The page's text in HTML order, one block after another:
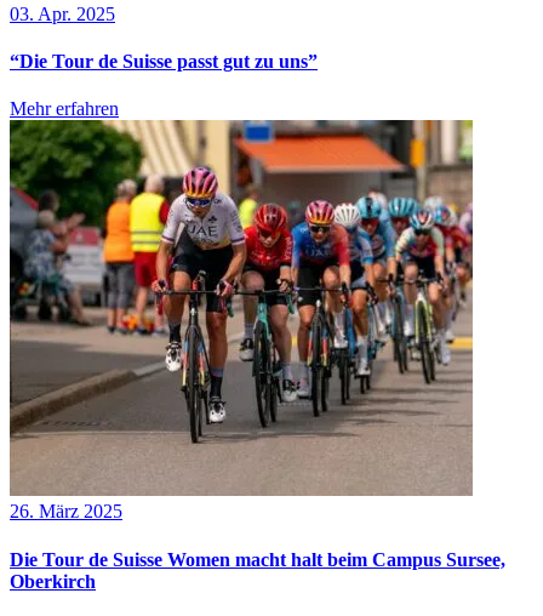
03. Apr. 2025
“Die Tour de Suisse passt gut zu uns”
Mehr erfahren
26. März 2025
Die Tour de Suisse Women macht halt beim Campus Sursee,
Oberkirch